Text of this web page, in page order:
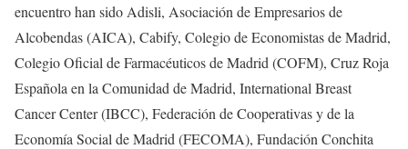
encuentro han sido Adisli, Asociación de Empresarios de
Alcobendas (AICA), Cabify, Colegio de Economistas de Madrid,
Colegio Oficial de Farmacéuticos de Madrid (COFM), Cruz Roja
Española en la Comunidad de Madrid, International Breast
Cancer Center (IBCC), Federación de Cooperativas y de la
Economía Social de Madrid (FECOMA), Fundación Conchita